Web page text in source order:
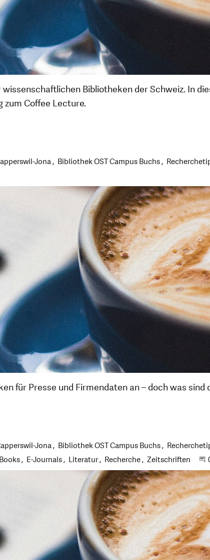
Bibliotheken der Schweiz. In
zum Coffee Lecture.
Jona Bibliothek OST Campus Buchs
für Presse und Firmendaten an – doch was sind
Jona Bibliothek OST Campus Buchs
E-Journals Literatur Recherche Zeitschriften